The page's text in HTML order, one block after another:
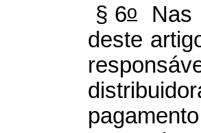
§ 6o
Nas
deste